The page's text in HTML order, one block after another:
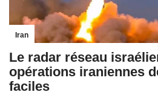
Iran
Le radar réseau
opérations iraniennes
faciles